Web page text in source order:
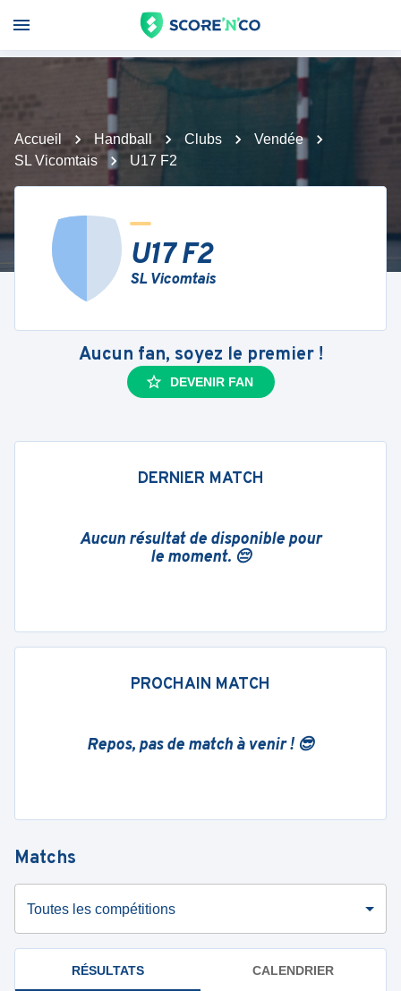
Accueil Handball Clubs
Vendée
SL Vicomtais
U17 F2
U17 F2
SL Vicomtais
Aucun fan, soyez le premier !
DEVENIR FAN
DERNIER MATCH
Aucun résultat de disponible pour
le moment. 😔
PROCHAIN MATCH
Repos, pas de match à venir ! 😎
Matchs
Toutes les compétitions
RÉSULTATS CALENDRIER